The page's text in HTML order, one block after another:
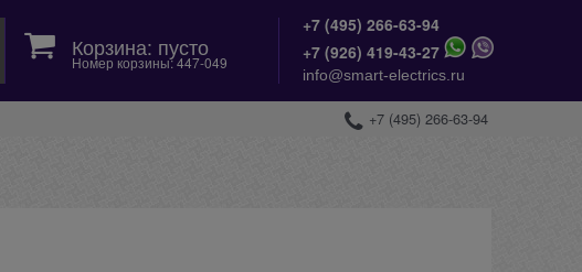
Корзина: пусто
Номер корзины: 447-049
+7 (495) 266-63-94
+7 (926) 419-43-27
info@smart-electrics.ru
+7 (495) 266-63-94